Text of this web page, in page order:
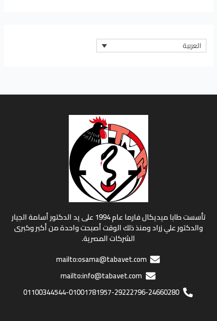
العربية
تأسست طابا ميديكال فارما عام 1994 على يد الدكتور أسامة الجيار
والدكتور علي زراد ومنذ ذلك الوقت أصبحت واحدة من أكبر وكبرى
الشركات المصرية.
mailto:osama@tabavet.com
mailto:info@tabavet.com
01100344544-01001781957-29222796-24660280